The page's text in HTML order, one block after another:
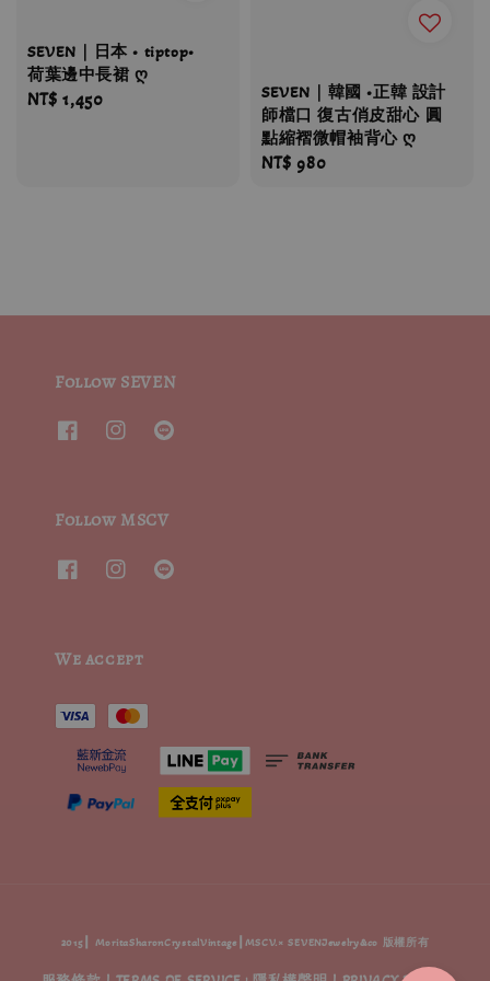
SEVEN｜日本 • tiptop•
荷葉邊中長裙 ღ
Regular
NT$ 1,450
SEVEN｜韓國 •正韓 設計
師檔口 復古俏皮甜心 圓
點縮褶微帽袖背心 ღ
Regular
NT$ 980
Follow SEVEN
Follow MSCV
We accept
2015┃ MoritaSharonCrystalVintage┃MSCV.× SEVENJewelry&co 版權所有